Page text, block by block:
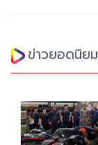
ข่าวยอดนิยม